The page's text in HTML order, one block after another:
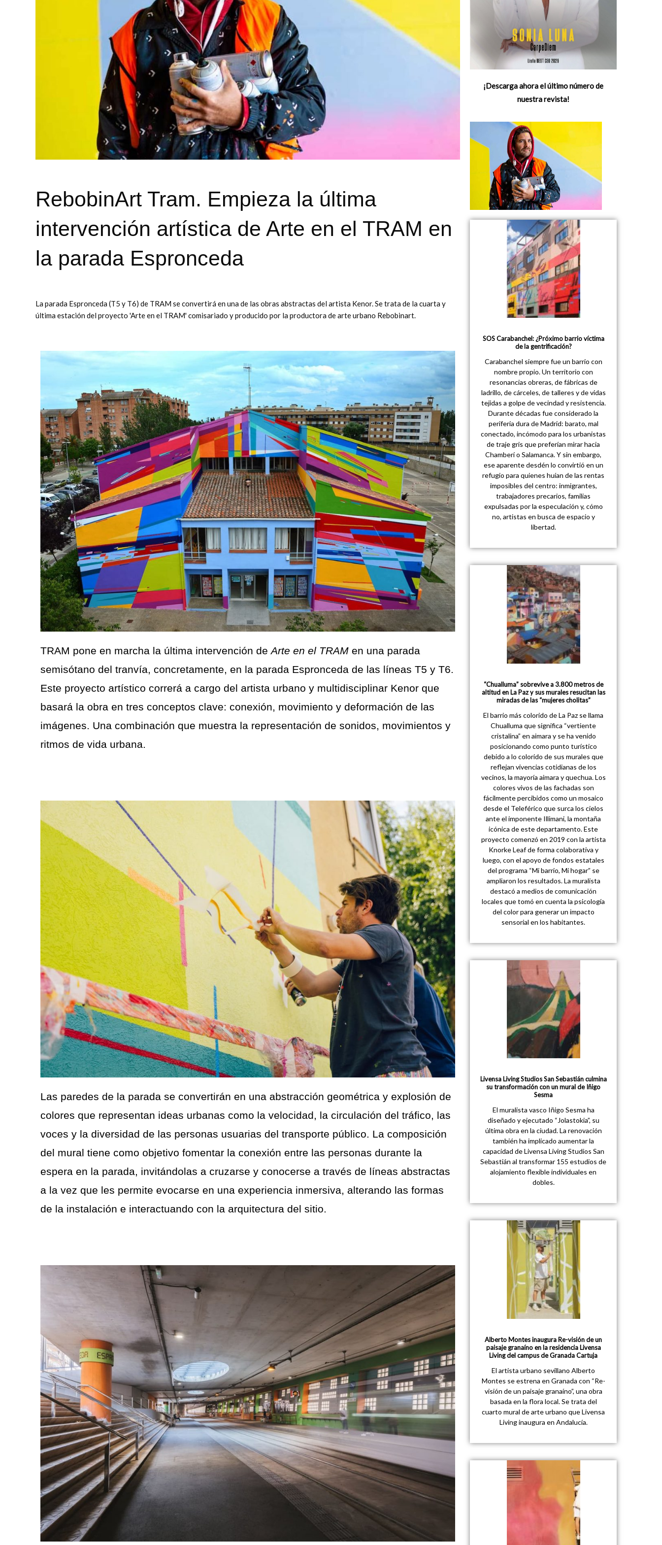
RebobinArt Tram. Empieza la última
intervención artística de Arte en el TRAM en
la parada Espronceda
La parada Espronceda (T5 y T6) de TRAM se convertirá en una de las obras abstractas del artista Kenor. Se trata de la cuarta y
última estación del proyecto 'Arte en el TRAM' comisariado y producido por la productora de arte urbano Rebobinart.
TRAM pone en marcha la última intervención deArte en el TRAM en una parada
semisótano del tranvía, concretamente, en la parada Espronceda de las líneas T5 y T6.
Este proyecto artístico correrá a cargo del artista urbano y multidisciplinar Kenor que
basará la obra en tres conceptos clave: conexión, movimiento y deformación de las
imágenes. Una combinación que muestra la representación de sonidos, movimientos y
ritmos de vida urbana.
Las paredes de la parada se convertirán en una abstracción geométrica y explosión de
colores que representan ideas urbanas como la velocidad, la circulación del tráfico, las
voces y la diversidad de las personas usuarias del transporte público. La composición
del mural tiene como objetivo fomentar la conexión entre las personas durante la
espera en la parada, invitándolas a cruzarse y conocerse a través de líneas abstractas
a la vez que les permite evocarse en una experiencia inmersiva, alterando las formas
de la instalación e interactuando con la arquitectura del sitio.
¡Descarga ahora el último número de
nuestra revista!
SOS Carabanchel: ¿Próximo barrio víctima
de la gentrificación?
Carabanchel siempre fue un barrio con
nombre propio. Un territorio con
resonancias obreras, de fábricas de
ladrillo, de cárceles, de talleres y de vidas
tejidas a golpe de vecindad y resistencia.
Durante décadas fue considerado la
periferia dura de Madrid: barato, mal
conectado, incómodo para los urbanistas
de traje gris que preferían mirar hacia
Chamberí o Salamanca. Y sin embargo,
ese aparente desdén lo convirtió en un
refugio para quienes huían de las rentas
imposibles del centro: inmigrantes,
trabajadores precarios, familias
expulsadas por la especulación y, cómo
no, artistas en busca de espacio y
libertad.
“Chualluma” sobrevive a 3.800 metros de
altitud en La Paz y sus murales resucitan las
miradas de las “mujeres cholitas”
El barrio más colorido de La Paz se llama
Chualluma que significa “vertiente
cristalina” en aimara y se ha venido
posicionando como punto turístico
debido a lo colorido de sus murales que
reflejan vivencias cotidianas de los
vecinos, la mayoría aimara y quechua. Los
colores vivos de las fachadas son
fácilmente percibidos como un mosaico
desde el Teleférico que surca los cielos
ante el imponente Illimani, la montaña
icónica de este departamento. Este
proyecto comenzó en 2019 con la artista
Knorke Leaf de forma colaborativa y
luego, con el apoyo de fondos estatales
del programa “Mi barrio, Mi hogar” se
ampliaron los resultados. La muralista
destacó a medios de comunicación
locales que tomó en cuenta la psicología
del color para generar un impacto
sensorial en los habitantes.
Livensa Living Studios San Sebastián culmina
su transformación con un mural de Iñigo
Sesma
El muralista vasco Iñigo Sesma ha
diseñado y ejecutado “Jolastokia”, su
última obra en la ciudad. La renovación
también ha implicado aumentar la
capacidad de Livensa Living Studios San
Sebastián al transformar 155 estudios de
alojamiento flexible individuales en
dobles.
Alberto Montes inaugura Re-visión de un
paisaje granaíno en la residencia Livensa
Living del campus de Granada Cartuja
El artista urbano sevillano Alberto
Montes se estrena en Granada con “Re-
visión de un paisaje granaíno”, una obra
basada en la flora local. Se trata del
cuarto mural de arte urbano que Livensa
Living inaugura en Andalucía.